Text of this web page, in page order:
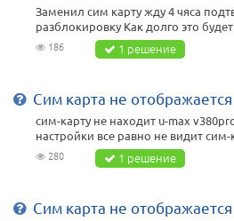
Заменил сим карту жду 4 чяса
разблокировку Как долго это
186 1 решение
Сим карта не отображается
сим-карту не находит u-max
настройки все равно не видит сим-
280 1 решение
Сим карта не отображается